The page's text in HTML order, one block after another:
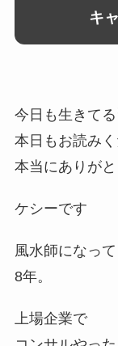
キ
今日も生きて
本日もお読みく
本当にありが
ケシーです
風水師になって
8年。
上場企業で